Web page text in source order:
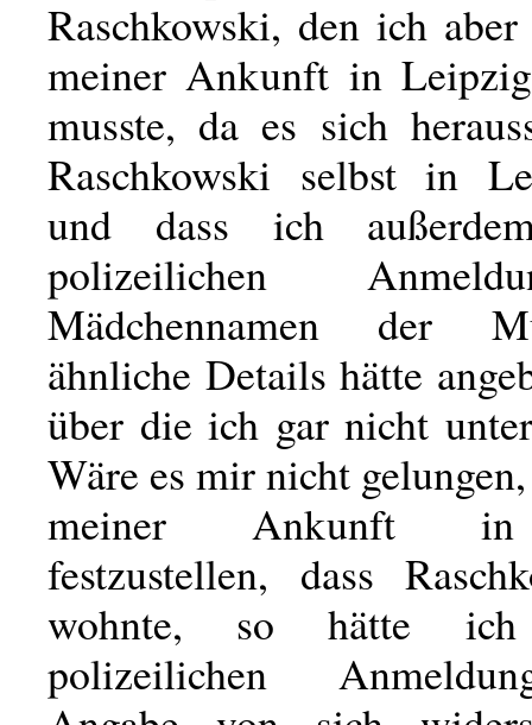
Raschkowski, den ich
meiner Ankunft in
musste, da es sich
Raschkowski selbst in
und dass ich
polizeilichen
Mädchennamen der
ähnliche Details hätte
über die ich gar nicht
Wäre es mir nicht
meiner Ankunft
festzustellen, dass
wohnte, so hätte
polizeilichen